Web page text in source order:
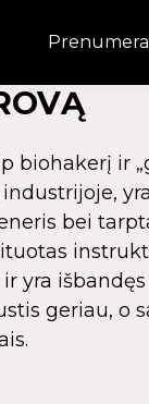
ir
yra
bei
yra išbandęs
geriau, o